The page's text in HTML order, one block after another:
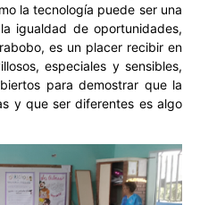
la tecnología puede ser una
igualdad de oportunidades,
es un placer recibir en
especiales y sensibles,
para demostrar que la
y que ser diferentes es algo